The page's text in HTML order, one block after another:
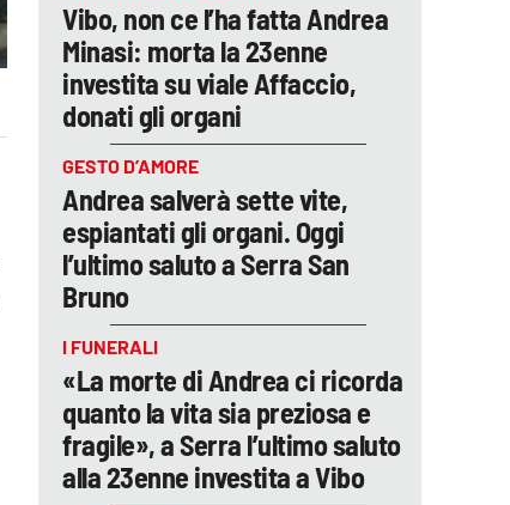
Vibo, non ce l’ha fatta Andrea
Minasi: morta la 23enne
investita su viale Affaccio,
donati gli organi
GESTO D’AMORE
Andrea salverà sette vite,
espiantati gli organi. Oggi
l’ultimo saluto a Serra San
Bruno
I FUNERALI
«La morte di Andrea ci ricorda
quanto la vita sia preziosa e
fragile», a Serra l’ultimo saluto
alla 23enne investita a Vibo